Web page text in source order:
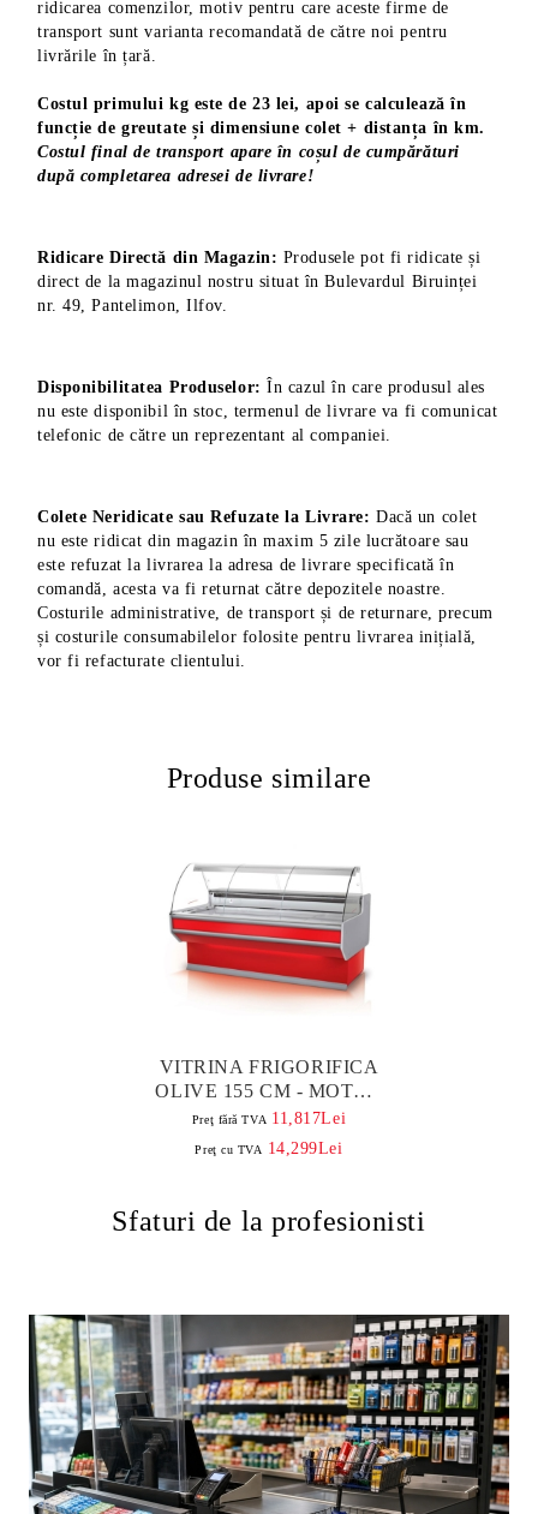
ridicarea comenzilor, motiv pentru care aceste firme de
transport sunt varianta recomandată de către noi pentru
livrările în țară.
Costul primului kg este de 23 lei, apoi se calculează în
funcție de greutate și dimensiune colet + distanța în km.
Costul final de transport apare în coșul de cumpărături
după completarea adresei de livrare!
Ridicare Directă din Magazin: Produsele pot fi ridicate și
direct de la magazinul nostru situat în Bulevardul Biruinței
nr. 49, Pantelimon, Ilfov.
Disponibilitatea Produselor: În cazul în care produsul ales
nu este disponibil în stoc, termenul de livrare va fi comunicat
telefonic de către un reprezentant al companiei.
Colete Neridicate sau Refuzate la Livrare: Dacă un colet
nu este ridicat din magazin în maxim 5 zile lucrătoare sau
este refuzat la livrarea la adresa de livrare specificată în
comandă, acesta va fi returnat către depozitele noastre.
Costurile administrative, de transport și de returnare, precum
și costurile consumabilelor folosite pentru livrarea inițială,
vor fi refacturate clientului.
Produse similare
VITRINA FRIGORIFICA
OLIVE 155 CM - MOTOR
INTERIOR
Preţ fără TVA 11,817Lei
Preţ cu TVA 14,299Lei
Sfaturi de la profesionisti